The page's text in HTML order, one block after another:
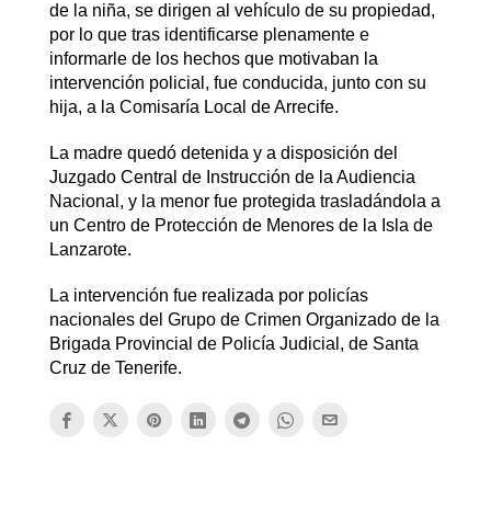
de la niña, se dirigen al vehículo de su propiedad,
por lo que tras identificarse plenamente e
informarle de los hechos que motivaban la
intervención policial, fue conducida, junto con su
hija, a la Comisaría Local de Arrecife.
La madre quedó detenida y a disposición del
Juzgado Central de Instrucción de la Audiencia
Nacional, y la menor fue protegida trasladándola a
un Centro de Protección de Menores de la Isla de
Lanzarote.
La intervención fue realizada por policías
nacionales del Grupo de Crimen Organizado de la
Brigada Provincial de Policía Judicial, de Santa
Cruz de Tenerife.